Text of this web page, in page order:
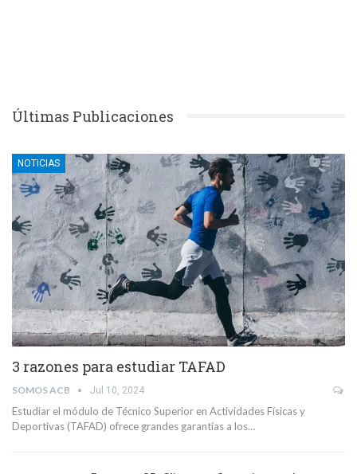
Últimas Publicaciones
NOTICIAS
3 razones para estudiar TAFAD
SOMOS ACB Jul 10, 2024
Estudiar el módulo de Técnico Superior en Actividades Físicas y
Deportivas (TAFAD) ofrece grandes garantías a los…